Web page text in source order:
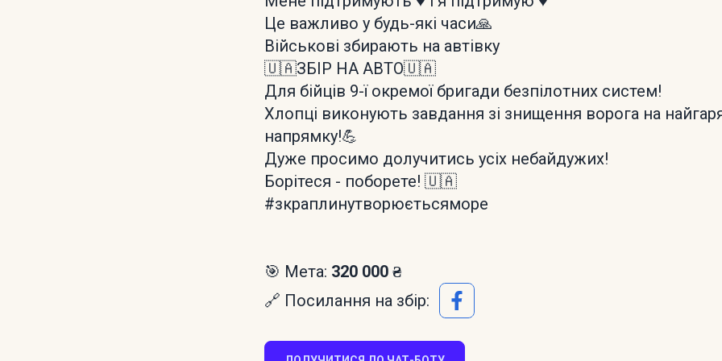
Це важливо у будь-які часи🙏
Військові збирають на автівку
🇺🇦ЗБІР НА АВТО🇺🇦
Для бійців 9-ї окремої бригади безпілотних систем!
Хлопці виконують завдання зі знищення ворога на
напрямку!💪
Дуже просимо долучитись усіх небайдужих!
Борітеся - поборете! 🇺🇦
#зкраплинутворюєтьсяморе
🎯 Мета: 320 000 ₴
🔗 Посилання на збір: